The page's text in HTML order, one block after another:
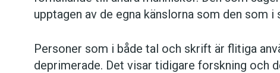
upptagen av de egna känslorna som den som
Personer som i både tal och skrift är flitiga
deprimerade. Det visar tidigare forskning och